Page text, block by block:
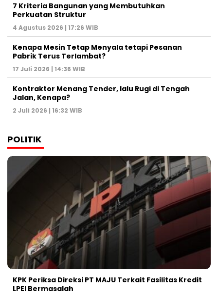
7 Kriteria Bangunan yang Membutuhkan
Perkuatan Struktur
4 Agustus 2026 | 17:26 WIB
Kenapa Mesin Tetap Menyala tetapi Pesanan
Pabrik Terus Terlambat?
17 Juli 2026 | 14:36 WIB
Kontraktor Menang Tender, lalu Rugi di Tengah
Jalan, Kenapa?
2 Juli 2026 | 16:32 WIB
POLITIK
KPK Periksa Direksi PT MAJU Terkait Fasilitas Kredit
LPEI Bermasalah